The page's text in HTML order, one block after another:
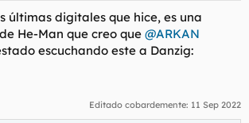
últimas digitales que hice, es una
He-Man que creo que @ARKAN
escuchando este a Danzig:
Editado cobardemente: 11 Sep 2022